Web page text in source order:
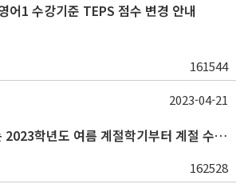
1 수강기준 TEPS 점수 변경 안내
161544
☆ 자유전공학부는 2023학년도 여름 계절학기부터 계절 수업을 개설하지 않습니다 ☆
162528
2023-04-21